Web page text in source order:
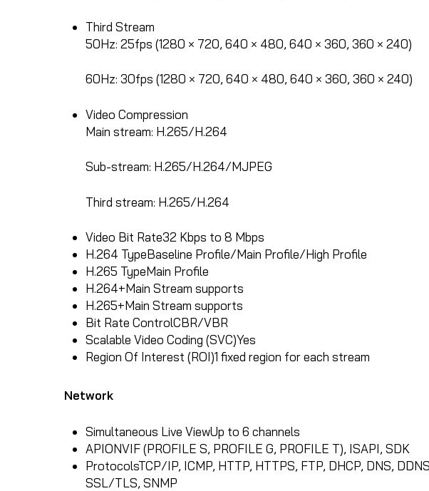
Third Stream
50Hz: 25fps (1280 × 720, 640 × 480, 640 × 360, 360 × 240)
60Hz: 30fps (1280 × 720, 640 × 480, 640 × 360, 360 × 240)
Video Compression
Main stream: H.265/H.264
Sub-stream: H.265/H.264/MJPEG
Third stream: H.265/H.264
Video Bit Rate32 Kbps to 8 Mbps
H.264 TypeBaseline Profile/Main Profile/High Profile
H.265 TypeMain Profile
H.264+Main Stream supports
H.265+Main Stream supports
Bit Rate ControlCBR/VBR
Scalable Video Coding (SVC)Yes
Region Of Interest (ROI)1 fixed region for each stream
Network
Simultaneous Live ViewUp to 6 channels
APIONVIF (PROFILE S, PROFILE G, PROFILE T), ISAPI, SDK
ProtocolsTCP/IP, ICMP, HTTP, HTTPS, FTP, DHCP, DNS,
SSL/TLS, SNMP